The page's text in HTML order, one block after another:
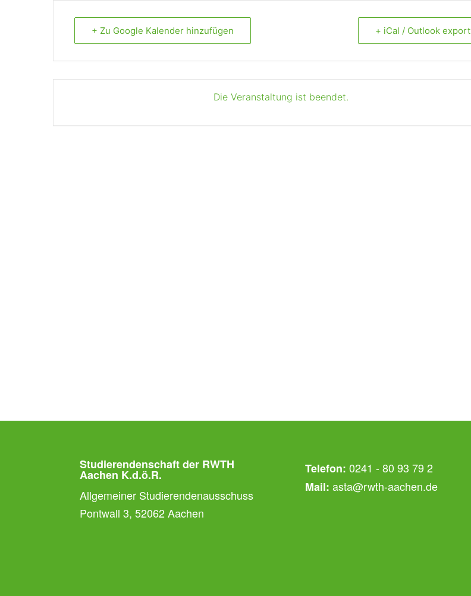
+ Zu Google Kalender hinzufügen + iCal / Outlook export
Die Veranstaltung ist beendet.
Studierendenschaft der RWTH
Aachen K.d.ö.R.
Allgemeiner Studierendenausschuss
Pontwall 3, 52062 Aachen
Telefon: 0241 - 80 93 79 2
Mail: asta@rwth-aachen.de